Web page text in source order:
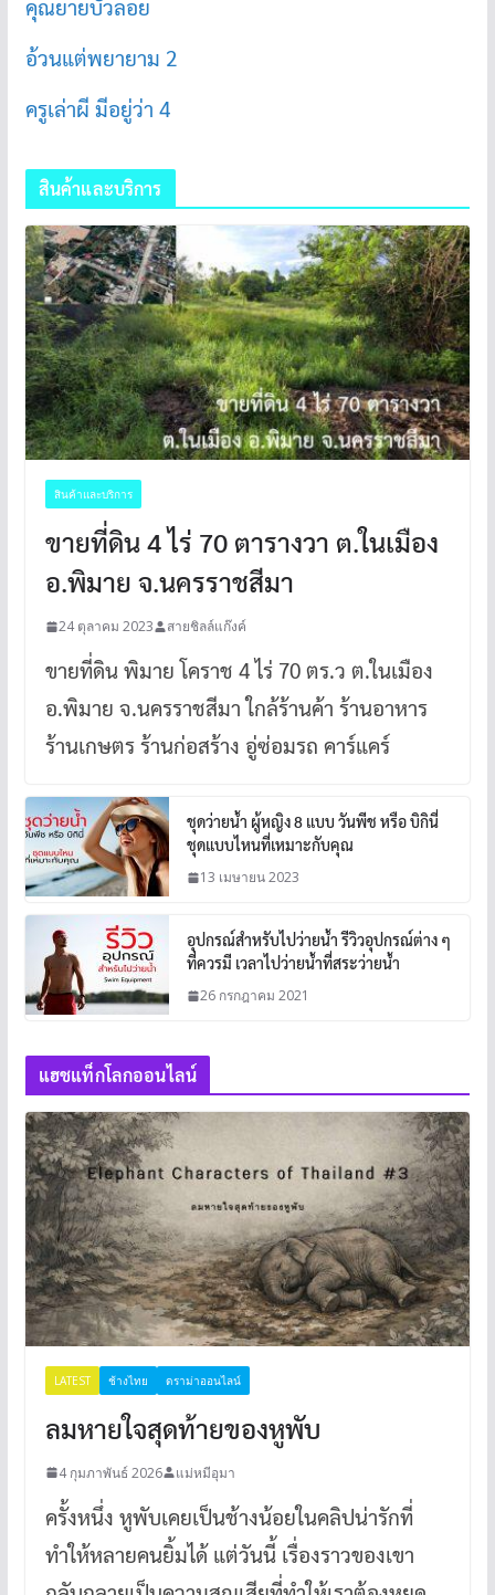
คุณยายบัวลอย
อ้วนแต่พยายาม 2
ครูเล่าผี มีอยู่ว่า 4
สินค้าและบริการ
สินค้าและบริการ
ขายที่ดิน 4 ไร่ 70 ตารางวา ต.ในเมือง
อ.พิมาย จ.นครราชสีมา
24 ตุลาคม 2023 สายชิลล์แก๊งค์
ขายที่ดิน พิมาย โคราช 4 ไร่ 70 ตร.ว ต.ในเมือง
อ.พิมาย จ.นครราชสีมา ใกล้ร้านค้า ร้านอาหาร
ร้านเกษตร ร้านก่อสร้าง อู่ซ่อมรถ คาร์แคร์
ชุดว่ายน้ำ ผู้หญิง 8 แบบ วันพีช หรือ บิกินี่
ชุดแบบไหนที่เหมาะกับคุณ
13 เมษายน 2023
อุปกรณ์สำหรับไปว่ายน้ำ รีวิวอุปกรณ์ต่าง ๆ
ที่ควรมี เวลาไปว่ายน้ำที่สระว่ายน้ำ
26 กรกฎาคม 2021
แฮชแท็กโลกออนไลน์
LATEST ช้างไทย ดราม่าออนไลน์
ลมหายใจสุดท้ายของหูพับ
4 กุมภาพันธ์ 2026 แม่หมีอุมา
ครั้งหนึ่ง หูพับเคยเป็นช้างน้อยในคลิปน่ารักที่
ทำให้หลายคนยิ้มได้ แต่วันนี้ เรื่องราวของเขา